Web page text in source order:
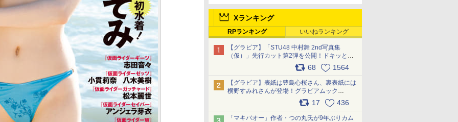
Xランキング
RPランキング いいねランキング
【グラビア】「STU48 中村舞 2nd写真集
（仮）」先行カット第2弾を公開！ドキッとす
るランジェリーカットなど新たな挑戦
68 1564
【グラビア】表紙は豊島心桜さん、裏表紙には
横野すみれさんが登場！グラビアムック
「PARADE」2026夏号が本日発売
17 436
「マキバオー」作者・つの丸氏が9年ぶりカム